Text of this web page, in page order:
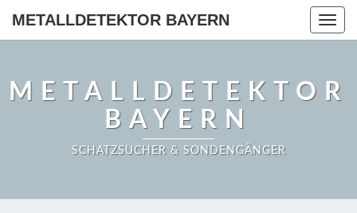
METALLDETEKTOR BAYERN
METALLDETEKTOR
BAYERN
SCHATZSUCHER & SONDENGÄNGER